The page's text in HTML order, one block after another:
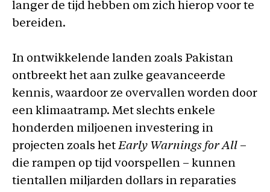
langer de tijd hebben om zich hierop voor te
bereiden.
In ontwikkelende landen zoals Pakistan
ontbreekt het aan zulke geavanceerde
kennis, waardoor ze overvallen worden door
een klimaatramp. Met slechts enkele
honderden miljoenen investering in
projecten zoals hetEarly Warnings for All –
die rampen op tijd voorspellen – kunnen
tientallen miljarden dollars in reparaties